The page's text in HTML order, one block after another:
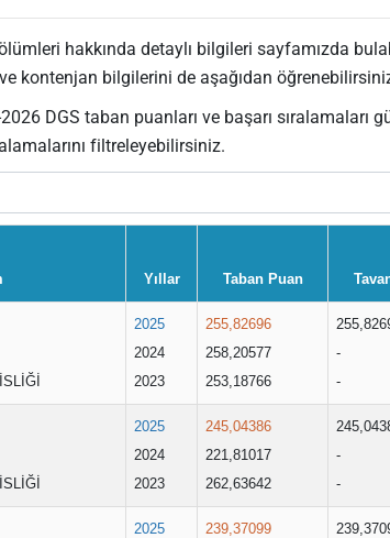
hakkında detaylı bilgileri sayfamızda
kontenjan bilgilerini de aşağıdan
DGS taban puanları ve başarı sıralamaları
filtreleyebilirsiniz.
Yıllar Taban Puan
2025
2024
2023
255,82696
258,20577
253,18766
-
-
2025
2024
2023
245,04386
221,81017
262,63642
-
-
2025
239,37099